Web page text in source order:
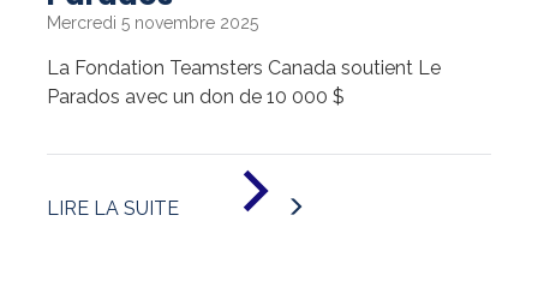
Mercredi 5 novembre 2025
La Fondation Teamsters Canada soutient Le
Parados avec un don de 10 000 $
LIRE LA SUITE
«
2025